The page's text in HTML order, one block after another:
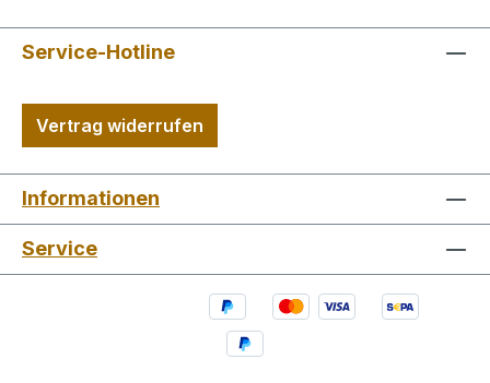
Service-Hotline
Vertrag widerrufen
Informationen
Service